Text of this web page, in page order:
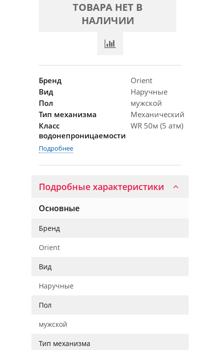
ТОВАРА НЕТ В
НАЛИЧИИ
Бренд
Orient
Вид
Наручные
Пол
мужской
Тип механизма
Механический
Класс
водонепроницаемости
WR 50м (5 атм)
Подробнее
Подробные характеристики
Основные
Бренд
Orient
Вид
Наручные
Пол
мужской
Тип механизма